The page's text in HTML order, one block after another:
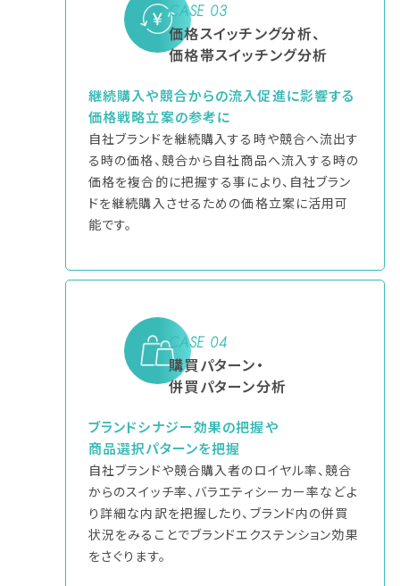
CASE 03
価格スイッチング分析、
価格帯スイッチング分析
継続購入や競合からの流入促進に影響する
価格戦略立案の参考に
自社ブランドを継続購入する時や競合へ流出す
る時の価格、競合から自社商品へ流入する時の
価格を複合的に把握する事により、自社ブラン
ドを継続購入させるための価格立案に活用可
能です。
CASE 04
購買パターン・
併買パターン分析
ブランドシナジー効果の把握や
商品選択パターンを把握
自社ブランドや競合購入者のロイヤル率、競合
からのスイッチ率、バラエティシーカー率などよ
り詳細な内訳を把握したり、ブランド内の併買
状況をみることでブランドエクステンション効果
をさぐります。